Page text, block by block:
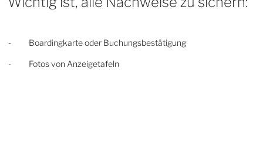
- Boardingkarte oder Buchungsbestätigung
- Fotos von Anzeigetafeln